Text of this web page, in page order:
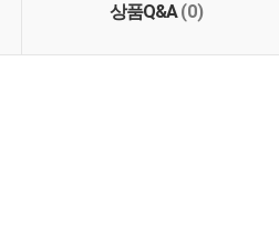
상품Q&A(0)